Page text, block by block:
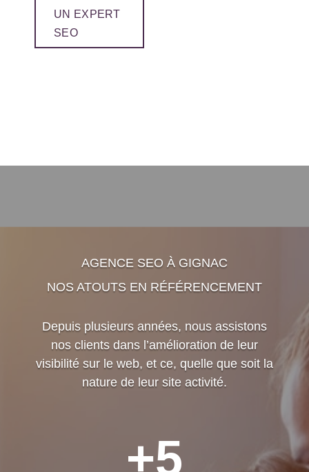
UN EXPERT
SEO
AGENCE SEO À GIGNAC
NOS ATOUTS EN RÉFÉRENCEMENT
Depuis plusieurs années, nous assistons
nos clients dans l’amélioration de leur
visibilité sur le web, et ce, quelle que soit la
nature de leur site activité.
+5